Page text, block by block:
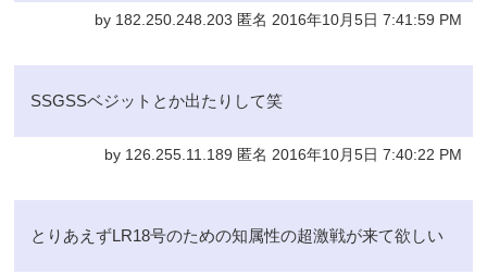
by 182.250.248.203 匿名 2016年10月5日 7:41:59 PM
SSGSSベジットとか出たりして笑
by 126.255.11.189 匿名 2016年10月5日 7:40:22 PM
とりあえずLR18号のための知属性の超激戦が来て欲しい